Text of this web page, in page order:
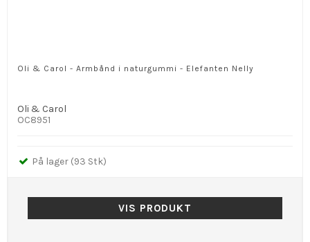
Oli & Carol - Armbånd i naturgummi - Elefanten Nelly
Oli & Carol
OC8951
På lager (93 Stk)
VIS PRODUKT